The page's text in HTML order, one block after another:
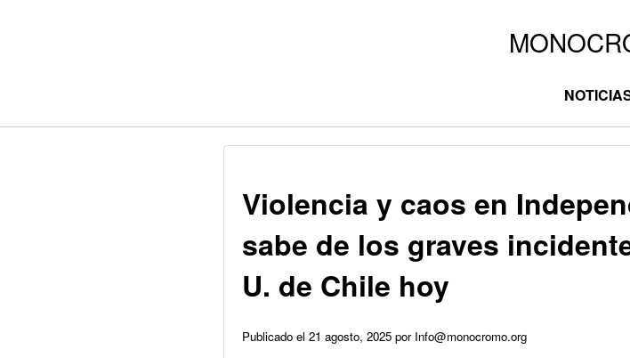
Violencia y caos en
sabe de los graves
U. de Chile hoy
Publicado el 21 agosto, 2025 por Info@monocromo.org